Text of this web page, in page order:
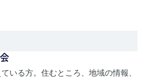
いる方。住むところ、地域の情報、